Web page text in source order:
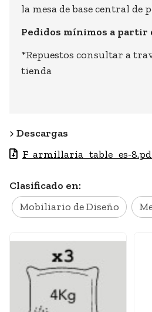
la mesa de base central de
Pedidos mínimos a partir
*Repuestos consultar a
tienda
Descargas
F_armillaria_table_es-
Clasificado en:
Mobiliario de Diseño